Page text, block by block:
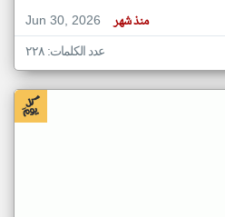
Jun 30, 2026
منذ شهر
عدد الكلمات: ٢٢٨